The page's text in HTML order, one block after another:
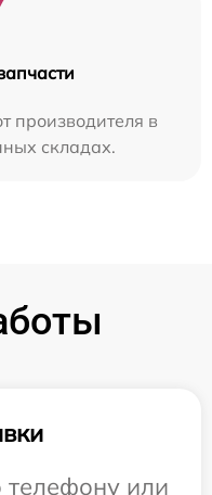
производителя в
складах.
телефону или